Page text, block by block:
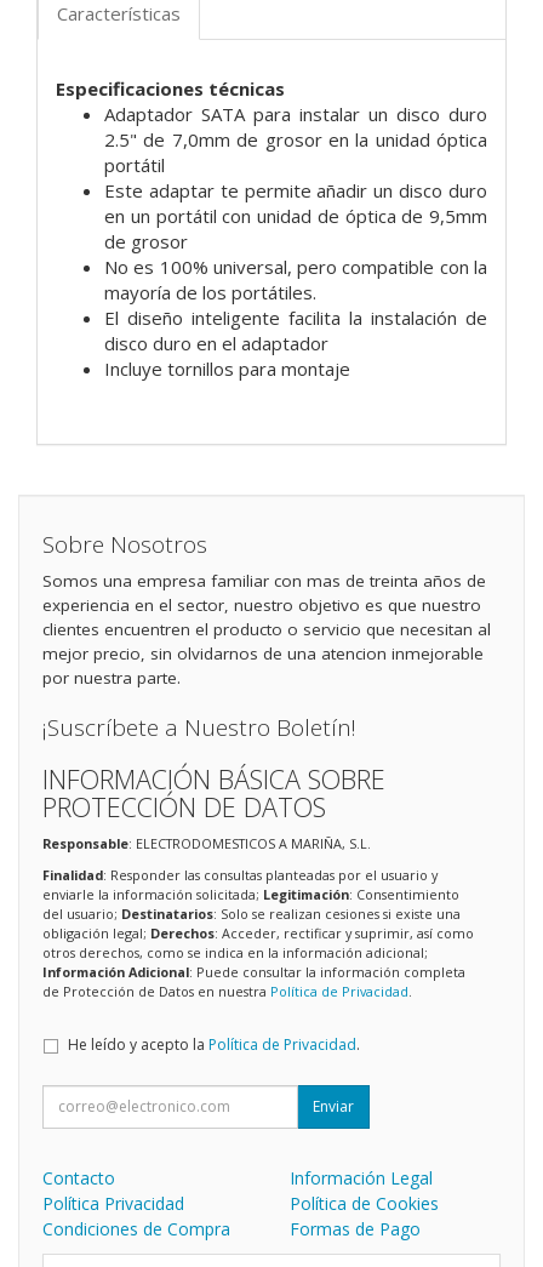
Características
Especificaciones técnicas
Adaptador SATA para instalar un disco duro
2.5" de 7,0mm de grosor en la unidad óptica
portátil
Este adaptar te permite añadir un disco duro
en un portátil con unidad de óptica de 9,5mm
de grosor
No es 100% universal, pero compatible con la
mayoría de los portátiles.
El diseño inteligente facilita la instalación de
disco duro en el adaptador
Incluye tornillos para montaje
Sobre Nosotros
Somos una empresa familiar con mas de treinta años de
experiencia en el sector, nuestro objetivo es que nuestro
clientes encuentren el producto o servicio que necesitan al
mejor precio, sin olvidarnos de una atencion inmejorable
por nuestra parte.
¡Suscríbete a Nuestro Boletín!
INFORMACIÓN BÁSICA SOBRE
PROTECCIÓN DE DATOS
Responsable: ELECTRODOMESTICOS A MARIÑA, S.L.
Finalidad: Responder las consultas planteadas por el usuario y
enviarle la información solicitada; Legitimación: Consentimiento
del usuario; Destinatarios: Solo se realizan cesiones si existe una
obligación legal; Derechos: Acceder, rectificar y suprimir, así como
otros derechos, como se indica en la información adicional;
Información Adicional: Puede consultar la información completa
de Protección de Datos en nuestra Política de Privacidad.
He leído y acepto la Política de Privacidad.
Enviar
Contacto
Información Legal
Política Privacidad
Política de Cookies
Condiciones de Compra
Formas de Pago